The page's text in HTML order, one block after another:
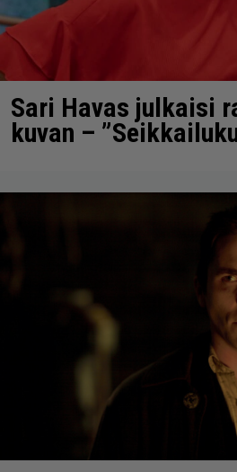
Sari Havas julkaisi
kuvan –